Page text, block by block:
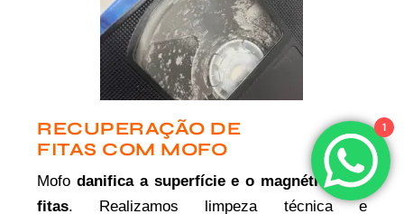
RECUPERAÇÃO DE
FITAS COM MOFO
Mofodanifica a superfície e o magnético das
fitas. Realizamos limpeza técnica e
1